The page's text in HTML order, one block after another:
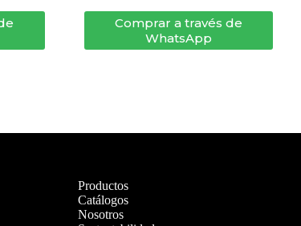
Comprar a través de
WhatsApp
Productos
Catálogos
Nosotros